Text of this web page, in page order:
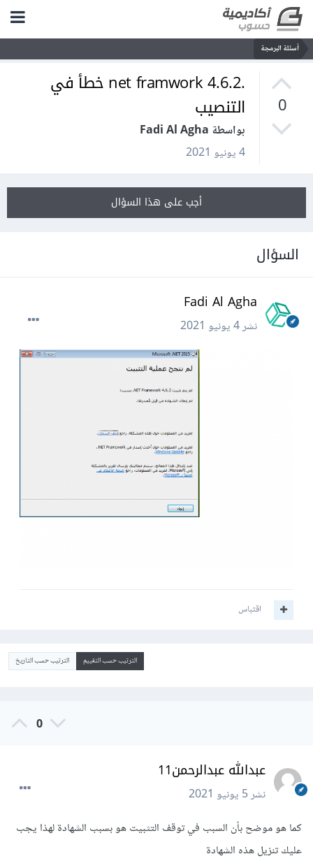
أسئلة البرمجة
0
.net framwork 4.6.2 خطأ في
التنصيب
بواسطة Fadi Al Agha
4 يونيو 2021
أجب على هذا السؤال
السؤال
Fadi Al Agha
نشر4 يونيو 2021
اقتباس
الترتيب حسب التقييم الترتيب حسب التاريخ
0
عبدالله عبدالرحمن11
نشر5 يونيو 2021
كما هو موضح بأن السبب في توقف التثبيت هو بسبب الشهادة لهذا يجب
عليك تنزيل هذه الشهادة